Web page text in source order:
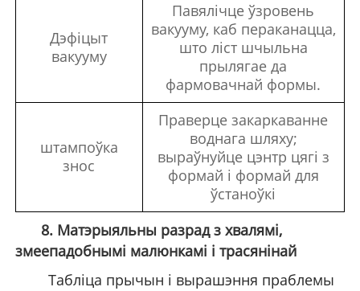
Дэфіцыт
вакууму
Павялічце ўзровень
вакууму, каб пераканацца,
што ліст шчыльна
прылягае да
фармовачнай формы.
штампоўка
знос
Праверце закаркаванне
воднага шляху;
выраўнуйце цэнтр цягі з
формай і формай для
ўстаноўкі
8. Матэрыяльны разрад з хвалямі,
змеепадобнымі малюнкамі і трасянінай
Табліца прычын і вырашэння праблемы